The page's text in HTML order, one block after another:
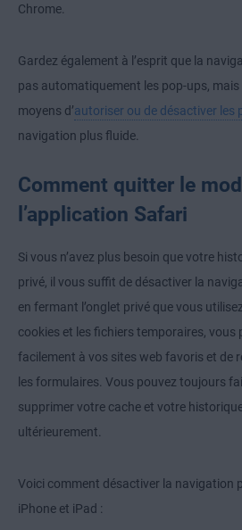
Chrome.
Gardez également à l’esprit que la
pas automatiquement les pop-ups, mais
moyens d’autoriser ou de désactiver les
navigation plus fluide.
Comment quitter le
l’application Safari
Si vous n’avez plus besoin quevotre
privé , il vous suffit de désactiver la
en fermant l’onglet privé que vous
cookies et les fichiers temporaires, vous
facilement à vos sites web favoris et de
les formulaires. Vous pouvez toujours
supprimer votre cache et votre
ultérieurement.
Voici comment désactiver la navigation
iPhone et iPad :